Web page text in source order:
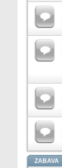
ZABAVA